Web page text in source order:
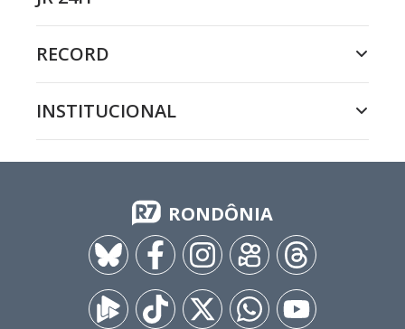
RECORD
INSTITUCIONAL
RONDÔNIA